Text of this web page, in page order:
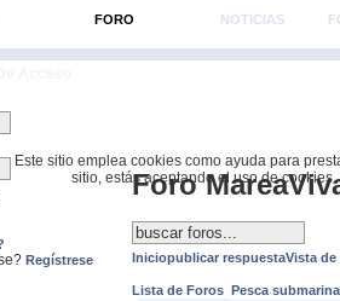
Este sitio emplea cookies como ayuda para
sitio, estás aceptando el uso de cookies.
FORO NOTICIAS
Regístrese
Foro
Iniciopublicar respuestaVista de
Lista de Foros Pesca